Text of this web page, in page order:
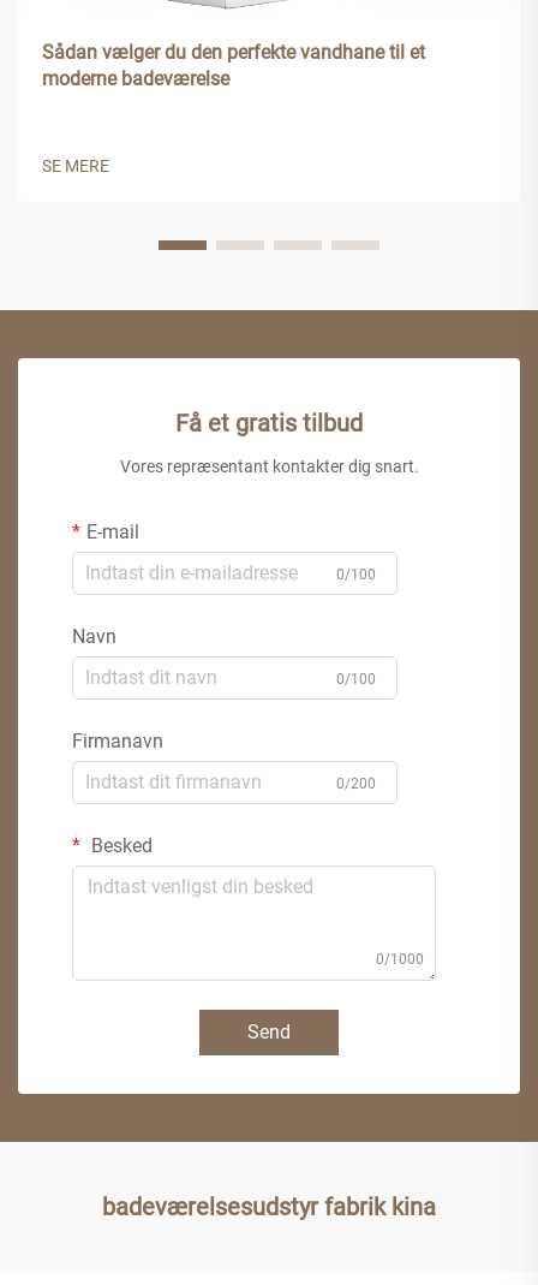
Sådan vælger du den perfekte vandhane til et
moderne badeværelse
SE MERE
Få et gratis tilbud
Vores repræsentant kontakter dig snart.
E-mail
0/100
Navn
0/100
Firmanavn
0/200
Besked
0/1000
Send
badeværelsesudstyr fabrik kina